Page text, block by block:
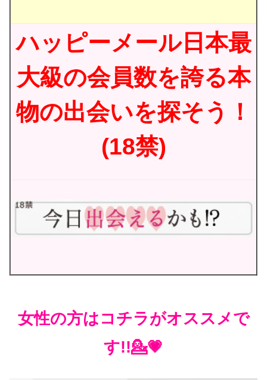
ハッピーメール日本最
大級の会員数を誇る本
物の出会いを探そう！
(18禁)
女性の方はコチラがオススメで
す!!💁💗